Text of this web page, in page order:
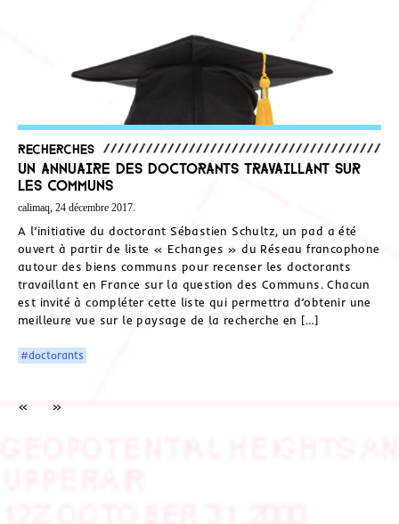
Recherches
Un annuaire des doctorants travaillant sur
les Communs
calimaq, 24 décembre 2017.
A l’initiative du doctorant Sébastien Schultz, un pad a été
ouvert à partir de liste « Echanges » du Réseau francophone
autour des biens communs pour recenser les doctorants
travaillant en France sur la question des Communs. Chacun
est invité à compléter cette liste qui permettra d’obtenir une
meilleure vue sur le paysage de la recherche en […]
#doctorants
« »